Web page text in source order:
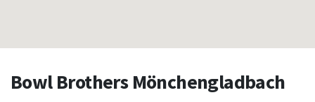
Bowl Brothers Mönchengladbach